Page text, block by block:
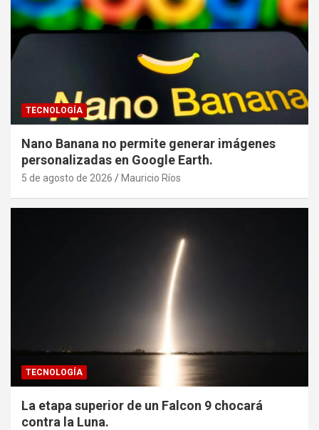
TECNOLOGÍA
Nano Banana no permite generar imágenes
personalizadas en Google Earth.
5 de agosto de 2026 Mauricio Ríos
TECNOLOGÍA
La etapa superior de un Falcon 9 chocará
contra la Luna.